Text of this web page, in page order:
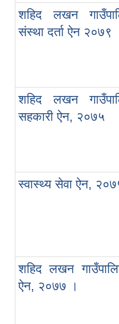
शहिद लखन
संस्था दर्ता ऐन २०७९
शहिद लखन
सहकारी ऐन, २०७५
स्वास्थ्य सेवा ऐन,
शहिद लखन
ऐन, २०७७ ।